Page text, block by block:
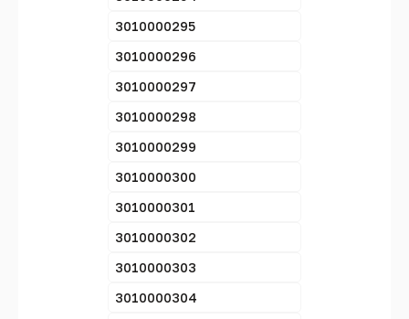
3010000295
3010000296
3010000297
3010000298
3010000299
3010000300
3010000301
3010000302
3010000303
3010000304